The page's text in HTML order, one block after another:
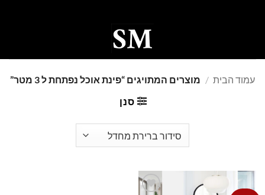
עמוד הבית / מוצרים המתויגים “פינת אוכל נפתחת ל 3 מטר”
סנן